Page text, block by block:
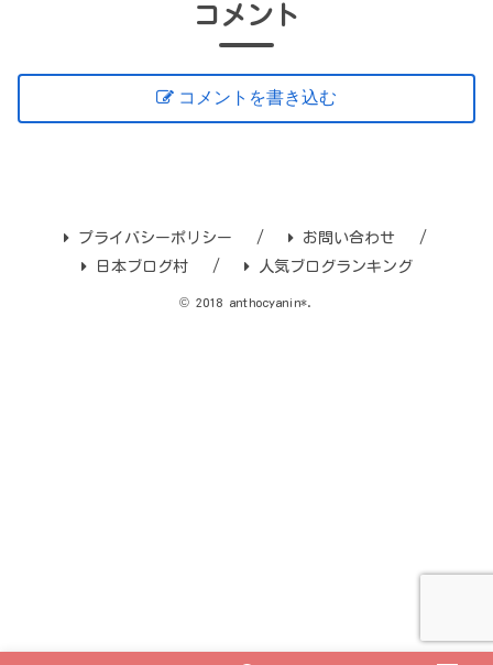
コメント
コメントを書き込む
プライバシーポリシー
お問い合わせ
日本ブログ村
人気ブログランキング
© 2018 anthocyanin*.